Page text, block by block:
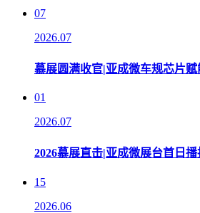
07
2026.07
慕展圆满收官|亚成微车规芯片
01
2026.07
2026慕展直击|亚成微展台首日播
15
2026.06